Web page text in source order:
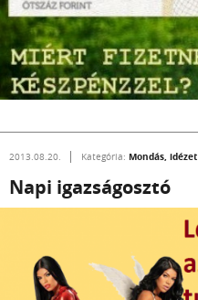
2013.08.20. Kategória: Mondás, idézet
Napi igazságosztó